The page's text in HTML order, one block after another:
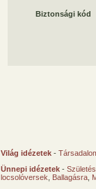
Biztonsági kód
Világ idézetek -
Ünnepi idézetek -
locsolóversek
Ballagásra